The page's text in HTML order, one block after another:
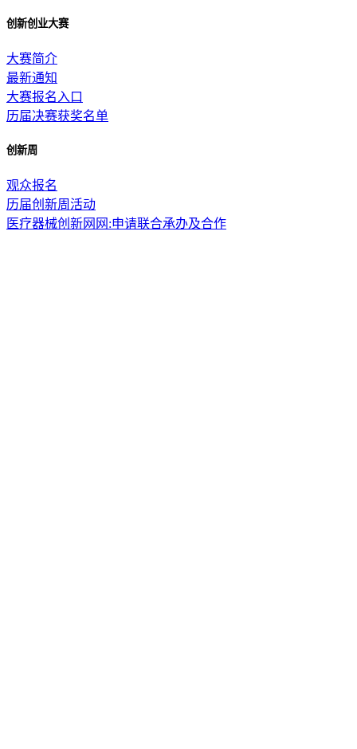
创新创业大赛
大赛简介
最新通知
大赛报名入口
历届决赛获奖名单
创新周
观众报名
历届创新周活动
医疗器械创新网网:申请联合承办及合作